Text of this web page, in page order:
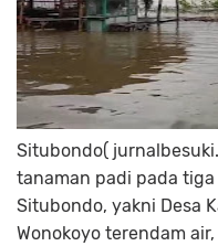
Situbondo(
tanaman padi pada
Situbondo, yakni Desa
Wonokoyo terendam